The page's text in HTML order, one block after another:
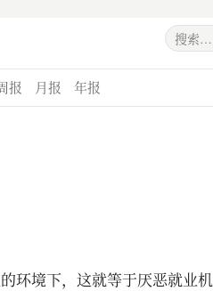
报 月报 年报
环境下，这就等于厌恶就业